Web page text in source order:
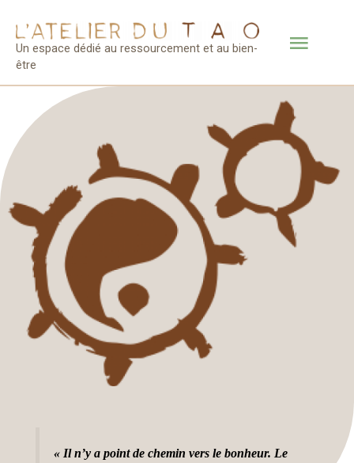
Un espace dédié au ressourcement et au bien-
être
« Il n’y a point de chemin vers le bonheur. Le